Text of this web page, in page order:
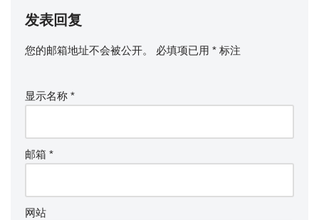
发表回复
您的邮箱地址不会被公开。 必填项已用 * 标注
显示名称 *
邮箱 *
网站